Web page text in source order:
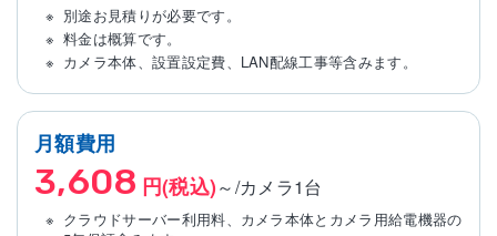
別途お見積りが必要です。
料金は概算です。
カメラ本体、設置設定費、LAN配線工事等含みます。
月額費用
3,608 円(税込)～/カメラ1台
クラウドサーバー利用料、カメラ本体とカメラ用給電機器の